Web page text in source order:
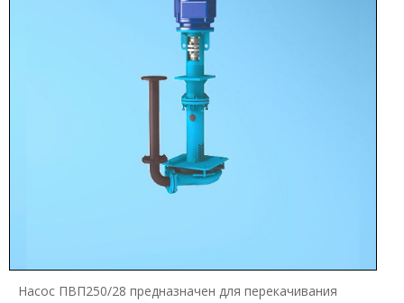
Насос ПВП250/28 предназначен для перекачивания